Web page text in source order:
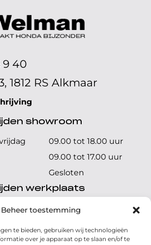
Beheer toestemming
te bieden, gebruiken wij technologieën
over je apparaat op te slaan en/of te
9 40
1812 RS Alkmaar
showroom
09.00 tot 18.00 uur
09.00 tot 17.00 uur
Gesloten
werkplaats
08.00 tot 17.00 uur
Gesloten